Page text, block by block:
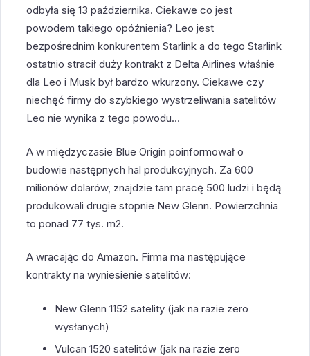
odbyła się 13 października. Ciekawe co jest
powodem takiego opóźnienia? Leo jest
bezpośrednim konkurentem Starlink a do tego Starlink
ostatnio stracił duży kontrakt z Delta Airlines właśnie
dla Leo i Musk był bardzo wkurzony. Ciekawe czy
niechęć firmy do szybkiego wystrzeliwania satelitów
Leo nie wynika z tego powodu…
A w międzyczasie Blue Origin poinformował o
budowie następnych hal produkcyjnych. Za 600
milionów dolarów, znajdzie tam pracę 500 ludzi i będą
produkowali drugie stopnie New Glenn. Powierzchnia
to ponad 77 tys. m2.
A wracając do Amazon. Firma ma następujące
kontrakty na wyniesienie satelitów:
New Glenn 1152 satelity (jak na razie zero
wysłanych)
Vulcan 1520 satelitów (jak na razie zero